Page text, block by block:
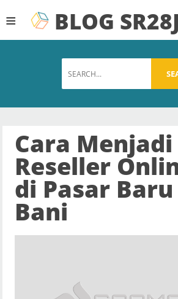
BLOG
≡
Cara Menjadi
Reseller
di Pasar
Bani